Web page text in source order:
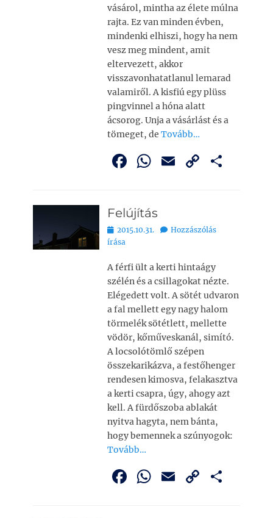
vásárol, mintha az élete múlna
rajta. Ez van minden évben,
mindenki elhiszi, hogy ha nem
vesz meg mindent, amit
eltervezett, akkor
visszavonhatatlanul lemarad
valamiről. A kisfiú egy plüss
pingvinnel a hóna alatt
ácsorog. Unja a vásárlást és a
tömeget, deTovább…
F
e
b
o
o
k
W
s
A
p
p
E
C
y
Li
n
k g
Felújítás
Bejegyezve
2015.10.31.
Hozzászólás
írása
A férfi ült a kerti hintaágy
szélén és a csillagokat nézte.
Elégedett volt. A sötét udvaron
a fal mellett egy nagy halom
törmelék sötétlett, mellette
vödör, kőműveskanál, simító.
A locsolótömlő szépen
összekarikázva, a festőhenger
rendesen kimosva, felakasztva
a kerti csapra, úgy, ahogy azt
kell. A fürdőszoba ablakát
nyitva hagyta, nem bánta,
hogy bemennek a szúnyogok:
Tovább…
F
W E
C